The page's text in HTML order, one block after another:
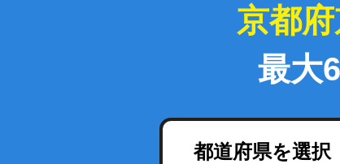
京都
最大
都道府県を選択